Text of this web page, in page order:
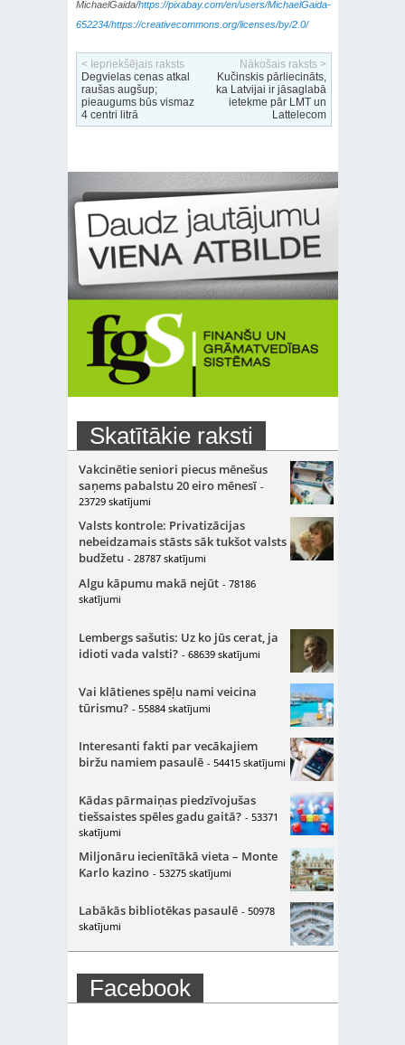
MichaelGaida/https://pixabay.com/en/users/MichaelGaida-
652234/https://creativecommons.org/licenses/by/2.0/
< Iepriekšējais raksts
Degvielas cenas atkal
raušas augšup;
pieaugums būs vismaz
4 centri litrā
Nākošais raksts >
Kučinskis pārliecināts,
ka Latvijai ir jāsaglabā
ietekme pār LMT un
Lattelecom
Skatītākie raksti
Vakcinētie seniori piecus mēnešus
saņems pabalstu 20 eiro mēnesī -
23729 skatījumi
Valsts kontrole: Privatizācijas
nebeidzamais stāsts sāk tukšot valsts
budžetu - 28787 skatījumi
Algu kāpumu makā nejūt - 78186
skatījumi
Lembergs sašutis: Uz ko jūs cerat, ja
idioti vada valsti? - 68639 skatījumi
Vai klātienes spēļu nami veicina
tūrismu? - 55884 skatījumi
Interesanti fakti par vecākajiem
biržu namiem pasaulē - 54415 skatījumi
Kādas pārmaiņas piedzīvojušas
tiešsaistes spēles gadu gaitā? - 53371
skatījumi
Miljonāru iecienītākā vieta – Monte
Karlo kazino - 53275 skatījumi
Labākās bibliotēkas pasaulē - 50978
skatījumi
Facebook